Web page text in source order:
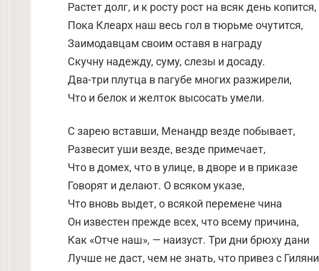
Растет долг, и к росту рост на всяк день копится,
Пока Клеарх наш весь гол в тюрьме очутится,
Заимодавцам своим оставя в награду
Скучну надежду, суму, слезы и досаду.
Два-три плутца в пагубе многих разжирели,
Что и белок и желток высосать умели.
С зарею вставши, Менандр везде побывает,
Развесит уши везде, везде примечает,
Что в домех, что в улице, в дворе и в приказе
Говорят и делают. О всяком указе,
Что вновь выдет, о всякой перемене чина
Он известен прежде всех, что всему причина,
Как «Отче наш», — наизуст. Три дни брюху дани
Лучше не даст, чем не знать, что привез с Гиляни